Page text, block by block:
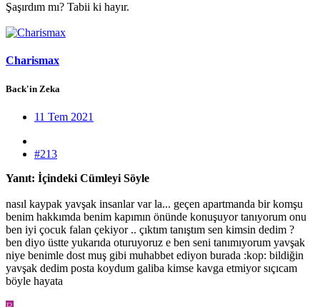
Şaşırdım mı? Tabii ki hayır.
Charismax
Back'in Zeka
11 Tem 2021
#213
Yanıt: İçindeki Cümleyi Söyle
nasıl kaypak yavşak insanlar var la... geçen apartmanda bir komşu
benim hakkımda benim kapımın önünde konuşuyor tanıyorum onu
ben iyi çocuk falan çekiyor .. çıktım tanıştım sen kimsin dedim ?
ben diyo üstte yukarıda oturuyoruz e ben seni tanımıyorum yavşak
niye benimle dost muş gibi muhabbet ediyon burada :kop: bildiğin
yavşak dedim posta koydum galiba kimse kavga etmiyor sıçıcam
böyle hayata